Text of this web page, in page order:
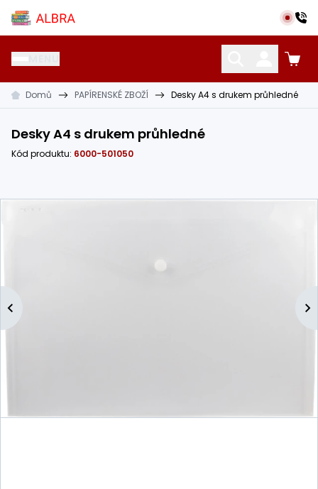
Přeskočit na hlavní obsah
Albra s.r.o.
CIZÍ JAZYKY OSTATNÍ POMŮCKY
Domů PAPÍRENSKÉ ZBOŽÍ Desky A4 s drukem průhledné
Desky A4 s drukem průhledné
Kód produktu: 6000-501050